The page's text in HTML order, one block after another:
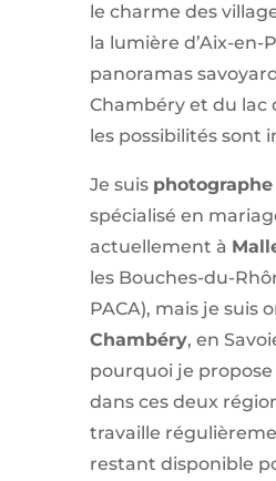
le charme des
la lumière d’Aix-en-
panoramas
Chambéry et du lac
les possibilités sont
Je suis
spécialisé en
actuellement à
les Bouches-du-
PACA), mais je suis
Chambéry, en
pourquoi je propose
dans ces deux
travaille
restant disponible